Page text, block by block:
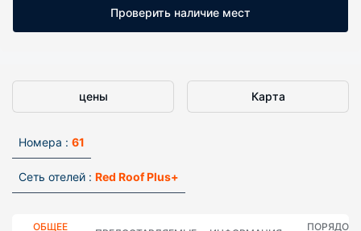
Проверить наличие мест
цены Карта
Номера : 61
Сеть отелей : Red Roof Plus+
ОБЩЕЕ
ПОРЯДОК